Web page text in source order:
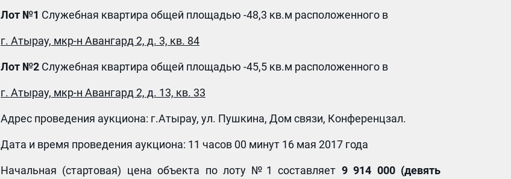
Лот №1 Служебная квартира общей площадью -48,3 кв.м расположенного в
г. Атырау, мкр-н Авангард 2, д. 3, кв. 84
Лот №2 Служебная квартира общей площадью -45,5 кв.м расположенного в
г. Атырау, мкр-н Авангард 2, д. 13, кв. 33
Адрес проведения аукциона: г.Атырау, ул. Пушкина, Дом связи, Конференцзал.
Дата и время проведения аукциона: 11 часов 00 минут 16 мая 2017 года
Начальная (стартовая) цена объекта по лоту №1 составляет 9 914 000 (девять